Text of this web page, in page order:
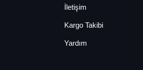
İletişim
Kargo Takibi
Yardım